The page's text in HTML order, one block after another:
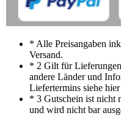
* Alle Preisangaben
Versand.
* 2 Gilt für
andere Länder und
Liefertermins siehe
* 3 Gutschein ist nicht
und wird nicht bar